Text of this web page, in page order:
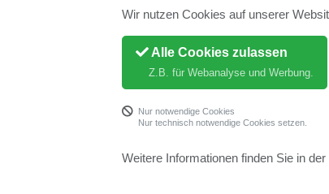
Die GründerregionTrierstellt sich
Wir nutzen Cookies auf unserer
Alle Cookies zulassen
Z.B. für Webanalyse und Werbung.
Nur notwendige Cookies
Nur technisch notwendige Cookies setzen.
Weitere Informationen finden Sie in der